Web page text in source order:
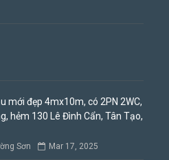
mới đẹp 4mx10m, có 2PN 2WC,
hẻm 130 Lê Đình Cẩn, Tân Tạo,
Sơn Mar 17, 2025